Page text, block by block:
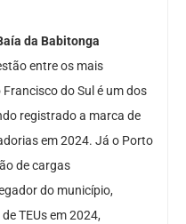
da Babitonga
entre os mais
do Sul é um dos
registrado a marca de
em 2024. Já o Porto
de cargas
do município,
TEUs em 2024,